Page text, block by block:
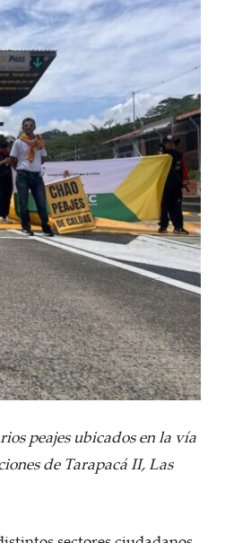
peajes ubicados en la vía
de Tarapacá II, Las